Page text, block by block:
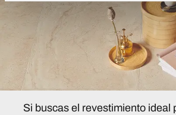
Si buscas el revestimiento ideal